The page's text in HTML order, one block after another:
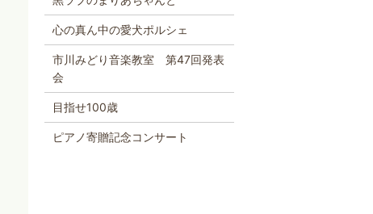
心の真ん中の愛犬ポルシェ
市川みどり音楽教室 第47回発表
会
目指せ100歳
ピアノ寄贈記念コンサート